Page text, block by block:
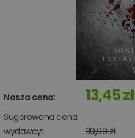
Nasza cena: 13,45 zł
Sugerowana cena
wydawcy:
39,90 zł